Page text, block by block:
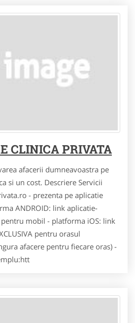
CLINICA PRIVATA
afacerii dumneavoastra pe
si un cost. Descriere Servicii
- prezenta pe aplicatie
ANDROID: link aplicatie-
mobil - platforma iOS: link
pentru orasul
afacere pentru fiecare oras) -